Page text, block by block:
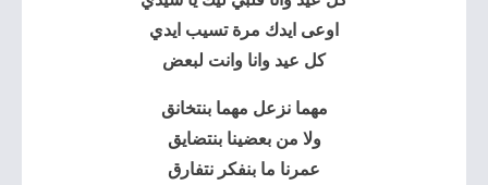
اوعى ايدك مرة تسيب ايدي
كل عيد وانا وانت لبعض
مهما نزعل مهما بنتخانق
ولا من بعضينا بنتضايق
عمرنا ما بنفكر نتفارق